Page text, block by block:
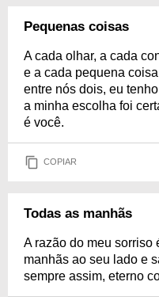
Pequenas coisas
A cada olhar, a cada
e a cada pequena
entre nós dois, eu
a minha escolha foi
é você.
COPIAR
Todas as manhãs
A razão do meu sorriso
manhãs ao seu lado e
sempre assim, eterno